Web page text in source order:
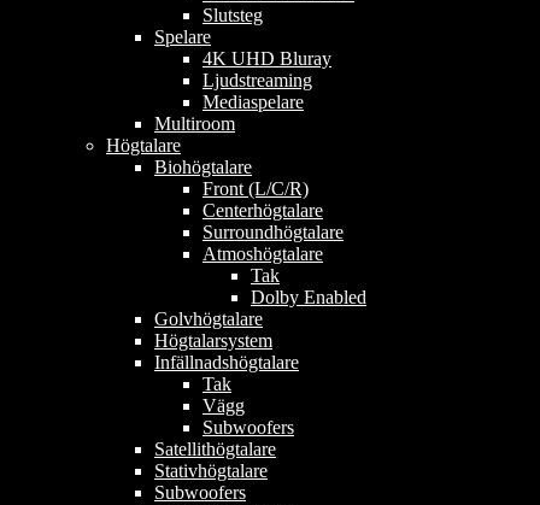
Slutsteg
Spelare
4K UHD Bluray
Ljudstreaming
Mediaspelare
Multiroom
Högtalare
Biohögtalare
Front (L/C/R)
Centerhögtalare
Surroundhögtalare
Atmoshögtalare
Tak
Dolby Enabled
Golvhögtalare
Högtalarsystem
Infällnadshögtalare
Tak
Vägg
Subwoofers
Satellithögtalare
Stativhögtalare
Subwoofers